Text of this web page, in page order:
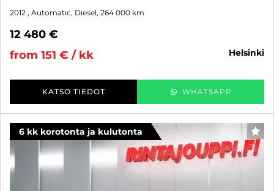
2012 , Automatic, Diesel, 264 000 km
12 480 €
from 151 € / kk
helsinki
KATSO TIEDOT WHATSAPP
6 kk korotonta ja kulutonta